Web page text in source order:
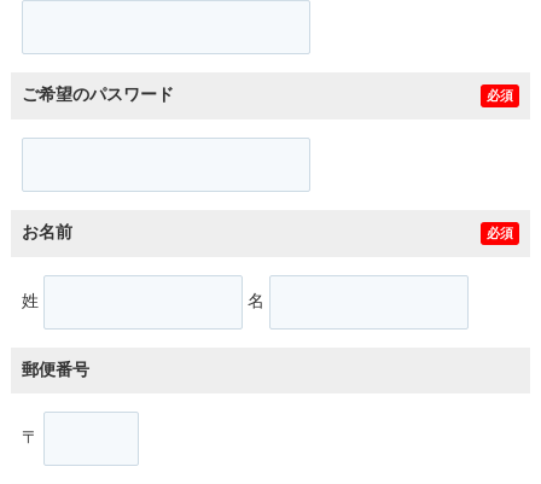
ご希望のパスワード 必須
お名前 必須
姓 名
郵便番号
〒